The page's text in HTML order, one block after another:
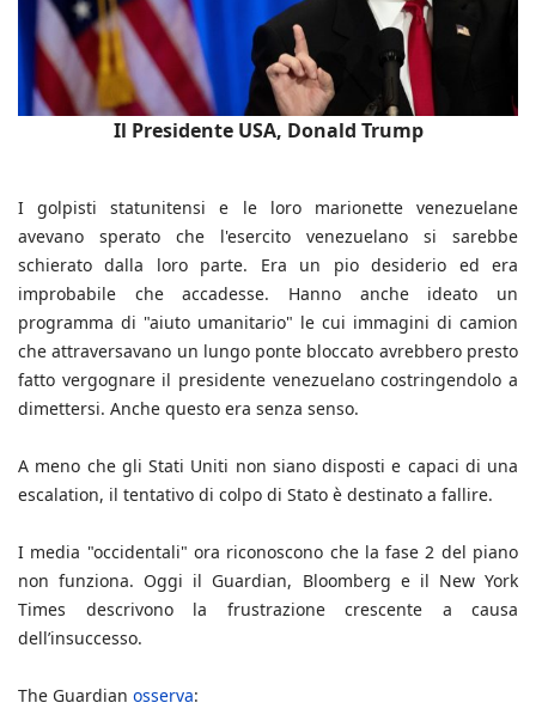
Il Presidente USA, Donald Trump
I golpisti statunitensi e le loro marionette venezuelane
avevano sperato che l'esercito venezuelano si sarebbe
schierato dalla loro parte. Era un pio desiderio ed era
improbabile che accadesse. Hanno anche ideato un
programma di "aiuto umanitario" le cui immagini di camion
che attraversavano un lungo ponte bloccato avrebbero presto
fatto vergognare il presidente venezuelano costringendolo a
dimettersi. Anche questo era senza senso.
A meno che gli Stati Uniti non siano disposti e capaci di una
escalation, il tentativo di colpo di Stato è destinato a fallire.
I media "occidentali" ora riconoscono che la fase 2 del piano
non funziona. Oggi il Guardian, Bloomberg e il New York
Times descrivono la frustrazione crescente a causa
dell’insuccesso.
The Guardian osserva: